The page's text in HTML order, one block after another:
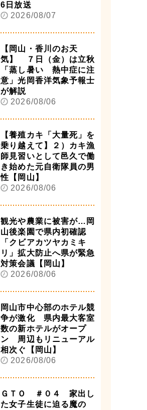
6日放送
2026/08/07
【岡山・香川のお天
気】 ７日（金）は立秋
「蒸し暑い 熱中症に注
意」光岡香洋気象予報士
が解説
2026/08/06
【養殖カキ「大量死」を
乗り越えて】２）カキ漁
師見習いとして邑久で働
き始めた元自衛隊員の男
性【岡山】
2026/08/06
観光や農業に被害が…岡
山後楽園で県内初確認
「クビアカツヤカミキ
リ」拡大防止へ県が緊急
対策会議【岡山】
2026/08/06
岡山市中心部のホテル競
争が激化 県内最大客室
数の新ホテルがオープ
ン 周辺もリニューアル
相次ぐ【岡山】
2026/08/06
ＧＴＯ ＃０４ 家出し
た女子生徒に迫る魔の